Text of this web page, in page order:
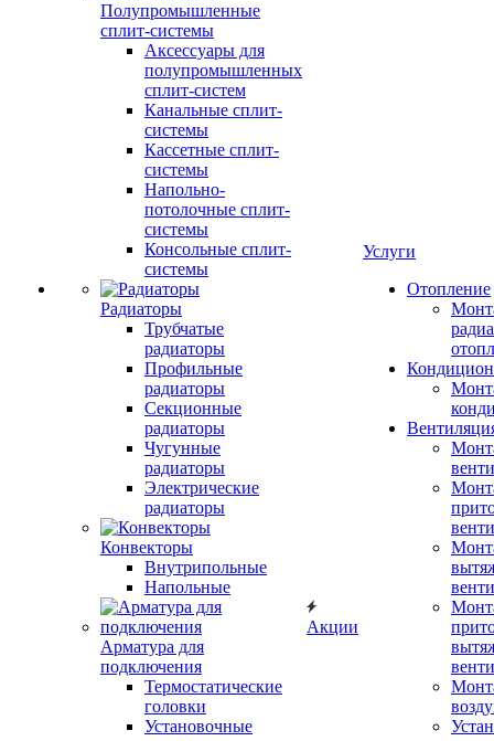
Полупромышленные
сплит-системы
Аксессуары для
полупромышленных
сплит-систем
Канальные сплит-
системы
Кассетные сплит-
системы
Напольно-
потолочные сплит-
системы
Консольные сплит-
системы
Радиаторы
Трубчатые
радиаторы
Профильные
радиаторы
Секционные
радиаторы
Чугунные
радиаторы
Электрические
радиаторы
Конвекторы
Внутрипольные
Напольные
Арматура для
подключения
Термостатические
головки
Установочные
Акции
Услуги
Отопление